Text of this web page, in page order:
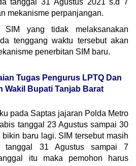
tanggal 31 Agustus 2021 s.d 7
mekanisme perpanjangan.
SIM yang tidak melaksanakan
tenggang waktu tersebut akan
penerbitan SIM baru.
Tugas Pengurus LPTQ Dan
Wakil Bupati Tanjab Barat
pada Saptas jajaran Polda Metro
tanggal 23 Agustus sampai 30
baru lagi. SIM tersebut masih
tanggal 31 Agustus sampai 7
itu maka pemohon harus